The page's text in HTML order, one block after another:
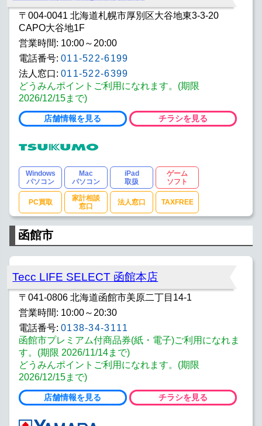
〒004-0041 北海道札幌市厚別区大谷地東3-3-20
CAPO大谷地1F
営業時間: 10:00～20:00
電話番号: 011-522-6199
法人窓口: 011-522-6399
どうみんポイントご利用になれます。(期限
2026/12/15まで)
店舗情報を見る チラシを見る
Windows
パソコン
Mac
パソコン
iPad
取扱
ゲーム
ソフト
PC買取
家計相談
窓口
法人窓口 TAXFREE
函館市
Tecc LIFE SELECT 函館本店
〒041-0806 北海道函館市美原二丁目14-1
営業時間: 10:00～20:30
電話番号: 0138-34-3111
函館市プレミアム付商品券(紙・電子)ご利用になれま
す。(期限 2026/11/14まで)
どうみんポイントご利用になれます。(期限
2026/12/15まで)
店舗情報を見る チラシを見る